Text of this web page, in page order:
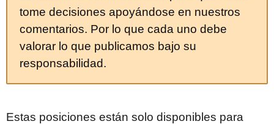
tome decisiones apoyándose en nuestros
comentarios. Por lo que cada uno debe
valorar lo que publicamos bajo su
responsabilidad.
Estas posiciones están solo disponibles para